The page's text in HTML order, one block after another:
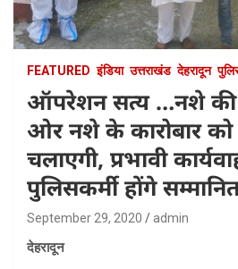
FEATURED इंडिया उत्तराखंड देहरादून
ऑपरेशन सत्य …नशे की
ओर नशे के कारोबार
चलाएगी, प्रभावी
पुलिसकर्मी होंगे
September 29, 2020 admin
देहरादून